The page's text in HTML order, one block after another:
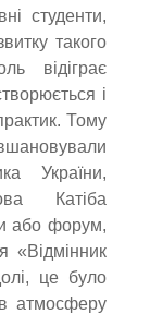
студенти,
такого
відіграє
і
Тому
України,
Катіба
або форум,
«Відмінник
це було
атмосферу